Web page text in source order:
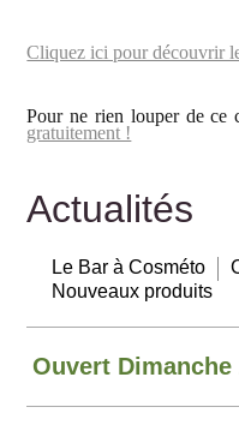
Cliquez ici pour découvrir
Pour ne rien louper de ce
gratuitement !
Actualités
Le Bar à Cosméto
Nouveaux produits
Ouvert Dimanche